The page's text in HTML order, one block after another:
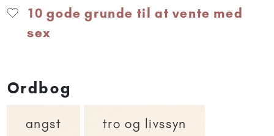
10 gode grunde til at vente med
sex
Ordbog
angst tro og livssyn